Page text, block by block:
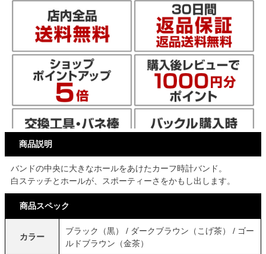
商品説明
バンドの中央に大きなホールをあけたカーフ時計バンド。
白ステッチとホールが、スポーティーさをかもし出します。
商品スペック
カラー
ブラック（黒） / ダークブラウン（こげ茶） / ゴー
ルドブラウン（金茶）